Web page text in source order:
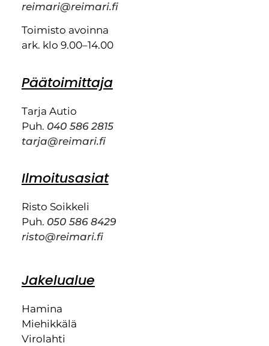
reimari@reimari.fi
Toimisto avoinna
ark. klo 9.00–14.00
Päätoimittaja
Tarja Autio
Puh. 040 586 2815
tarja@reimari.fi
Ilmoitusasiat
Risto Soikkeli
Puh. 050 586 8429
risto@reimari.fi
Jakelualue
Hamina
Miehikkälä
Virolahti